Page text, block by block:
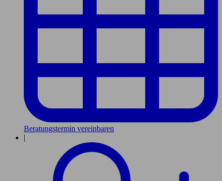
Beratungstermin vereinbaren
|